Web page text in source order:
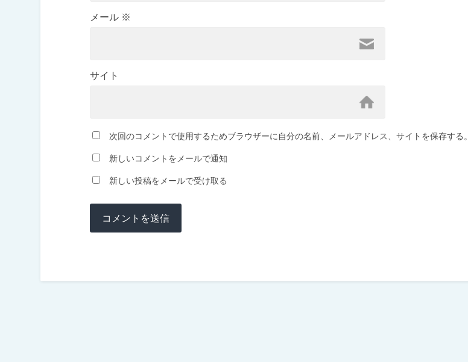
メール ※
サイト
次回のコメントで使用するためブラウザーに自分の名前、メールアドレス、サイトを保存する。
新しいコメントをメールで通知
新しい投稿をメールで受け取る